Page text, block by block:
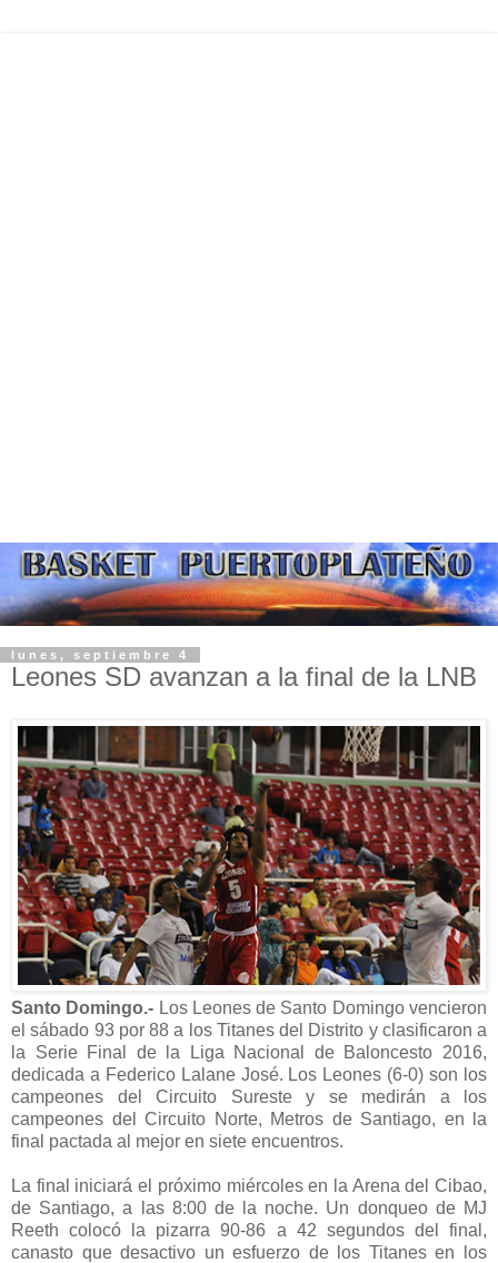
lunes, septiembre 4
Leones SD avanzan a la final de la LNB
Santo Domingo.- Los Leones de Santo Domingo vencieron
el sábado 93 por 88 a los Titanes del Distrito y clasificaron a
la Serie Final de la Liga Nacional de Baloncesto 2016,
dedicada a Federico Lalane José. Los Leones (6-0) son los
campeones del Circuito Sureste y se medirán a los
campeones del Circuito Norte, Metros de Santiago, en la
final pactada al mejor en siete encuentros.
La final iniciará el próximo miércoles en la Arena del Cibao,
de Santiago, a las 8:00 de la noche. Un donqueo de MJ
Reeth colocó la pizarra 90-86 a 42 segundos del final,
canasto que desactivo un esfuerzo de los Titanes en los